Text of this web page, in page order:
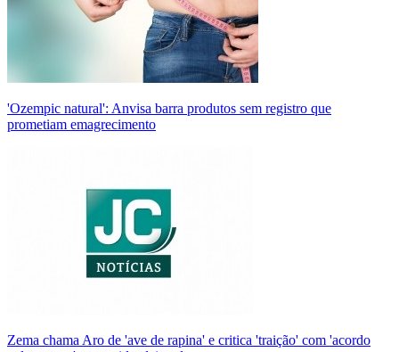
'Ozempic natural': Anvisa barra produtos sem registro que
prometiam emagrecimento
Zema chama Aro de 'ave de rapina' e critica 'traição' com 'acordo